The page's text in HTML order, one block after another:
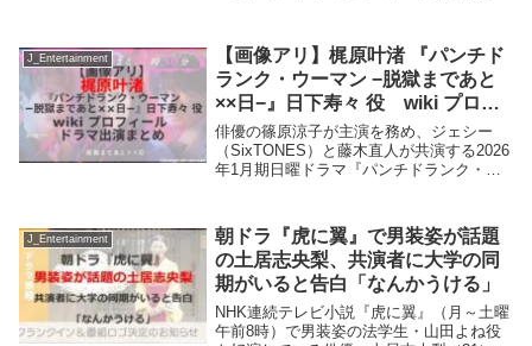
生・辺 清美の成長物語。挙動不審でいつ
も空回り!？接客...
J_Entertainment
【画像アリ】梶原叶渚 『パンチド
ランク・ウーマン −脱獄まであと
××日−』日下寿々 役 wiki プロフ
ィール ドラマ出演まとめ
俳優の篠原涼子が主演を務め、ジェシー
（SixTONES）と藤木直人が共演する2026
年1月期日曜ドラマ『パンチドランク・ウ
治（ジェシー）の妹・寿々役を梶原...
J_Entertainment
朝ドラ『虎に翼』で男装姿が話題
の土居志央梨、共演者に大学の同
期がいると告白「なんかうける」
NHK連続テレビ小説『虎に翼』（月～土曜
午前8時）で男装姿の法学生・山田よね役